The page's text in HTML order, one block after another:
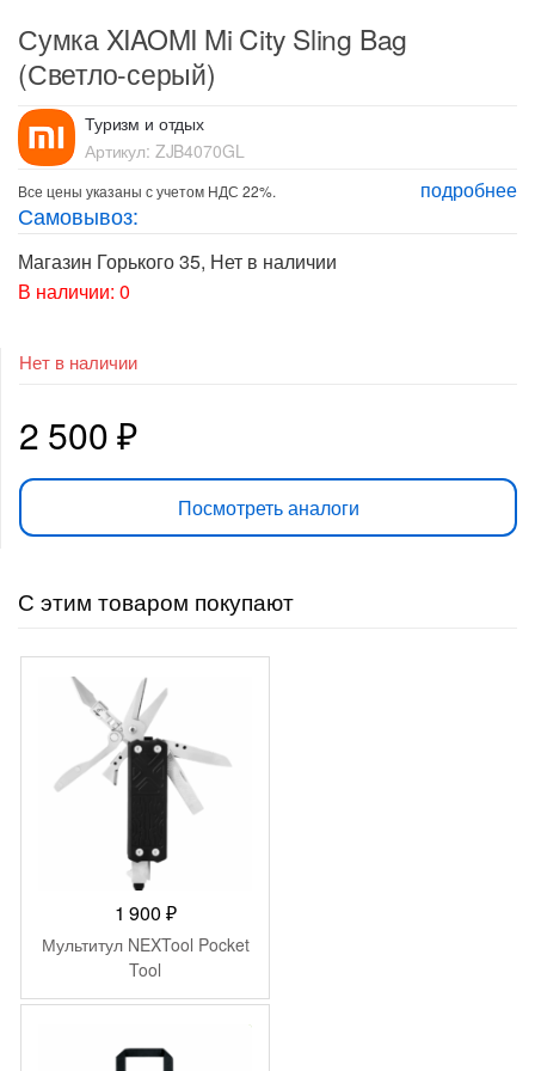
Сумка XIAOMI Mi City Sling Bag
(Светло-серый)
Туризм и отдых
Артикул: ZJB4070GL
подробнее
Все цены указаны с учетом НДС 22%.
Самовывоз:
Магазин Горького 35, Нет в наличии
В наличии: 0
Нет в наличии
2 500₽
Посмотреть аналоги
С этим товаром покупают
1 900 ₽
Мультитул NEXTool Pocket
Tool